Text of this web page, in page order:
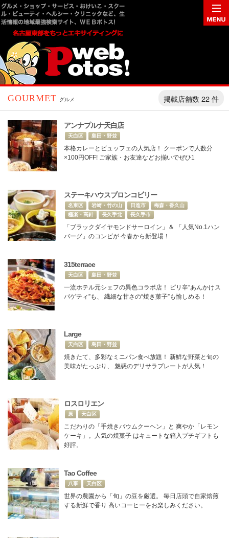
GOURMET グルメ 掲載店舗数 22 件
アンナプルナ天白店
天白区 島田・野並
本格カレーとビュッフェの人気店！ クーポンで人数分
×100円OFF! ご家族・お友達などお揃いでぜひ1
ステーキハウスブロンコビリー
名東区 岩崎・竹の山 日進市
梅森・香久山
極楽・高針
長久手北 長久手市
「ブラックダイヤモンドサーロイン」＆ 「人気No.1ハン
バーグ」のコンビが 今春から新登場！
315terrace
天白区 島田・野並
一流ホテル元シェフの異色コラボ店！ ピリ辛“あんかけス
パゲティ”も、 繊細な甘さの“焼き菓子”も愉しめる！
Large
天白区 島田・野並
焼きたて、多彩なミニパン食べ放題！ 新鮮な野菜と旬の
美味がたっぷり、 魅惑のデリサラプレートが人気！
ロスロリエン
原 天白区
こだわりの「手焼きバウムクーヘン」と 爽やか「レモン
ケーキ」。人気の焼菓子 はキュートな箱入プチギフトも
好評。
Tao Coffee
八事 天白区
世界の農園から「旬」の豆を厳選。 毎日店頭で自家焙煎
する新鮮で香り 高いコーヒーをお楽しみください。